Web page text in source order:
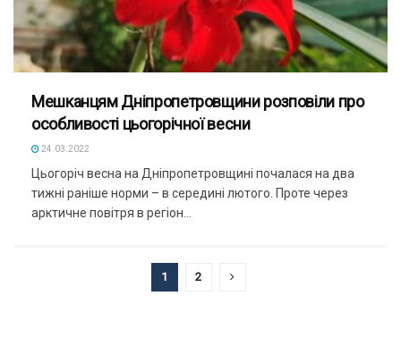
Мешканцям Дніпропетровщини розповіли про
особливості цьогорічної весни
24.03.2022
Цьогоріч весна на Дніпропетровщині почалася на два
тижні раніше норми – в середині лютого. Проте через
арктичне повітря в регіон...
1 2